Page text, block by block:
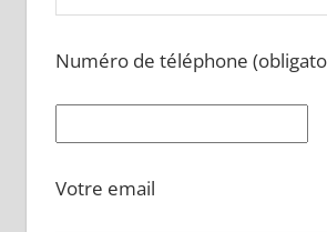
Numéro de téléphone
Votre email